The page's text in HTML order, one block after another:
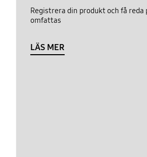
Registrera din produkt och få reda
omfattas
LÄS MER